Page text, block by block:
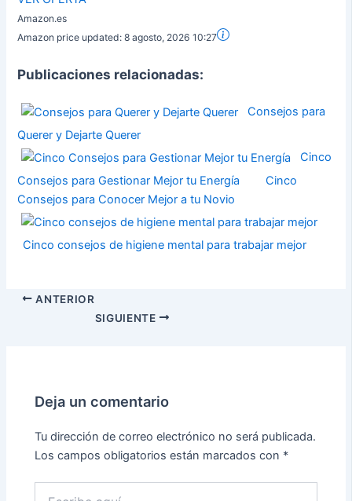
Amazon.es
Amazon price updated:8 agosto, 2026 10:27
Publicaciones relacionadas:
Consejos para
Querer y Dejarte Querer
Cinco
Consejos para Gestionar Mejor tu Energía
Cinco
Consejos para Conocer Mejor a tu Novio
Cinco consejos de higiene mental para trabajar mejor
ANTERIOR
SIGUIENTE
Deja un comentario
Tu dirección de correo electrónico no será publicada.
Los campos obligatorios están marcados con *